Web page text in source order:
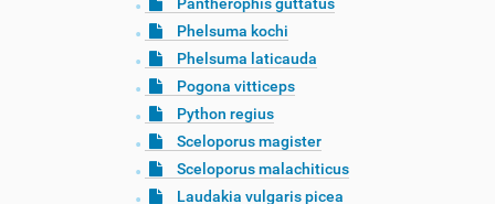
Phelsuma kochi
Phelsuma laticauda
Pogona vitticeps
Python regius
Sceloporus magister
Sceloporus malachiticus
Laudakia vulgaris picea